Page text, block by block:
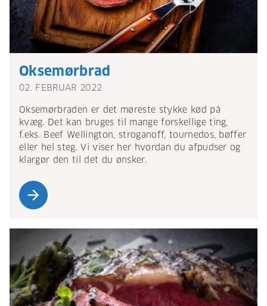
Oksemørbrad
02. FEBRUAR 2022
Oksemørbraden er det møreste stykke kød på
kvæg. Det kan bruges til mange forskellige ting,
f.eks. Beef Wellington, stroganoff, tournedos, bøffer
eller hel steg. Vi viser her hvordan du afpudser og
klargør den til det du ønsker.
arrow_forward